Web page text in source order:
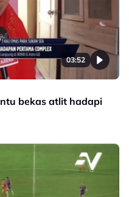
03:52
bekas atlit hadapi